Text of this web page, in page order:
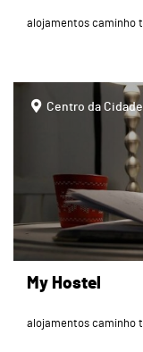
alojamentos caminho
Centro da Cidade
My Hostel
alojamentos caminho